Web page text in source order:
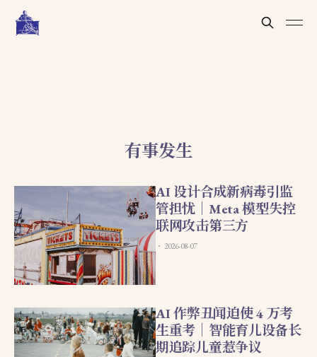
有事发生
AI 设计合成新病毒引监
管担忧｜Meta 模型失控
联网攻击第三方
2026-08-07
AI 作弊丑闻迫使 4 万考
生重考｜智能育儿设备长
期追踪儿童惹争议